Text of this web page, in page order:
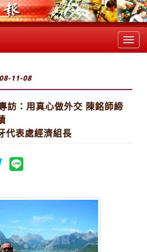
11-08
訪：用真心做外交 陳銘師締
代表處經濟組長